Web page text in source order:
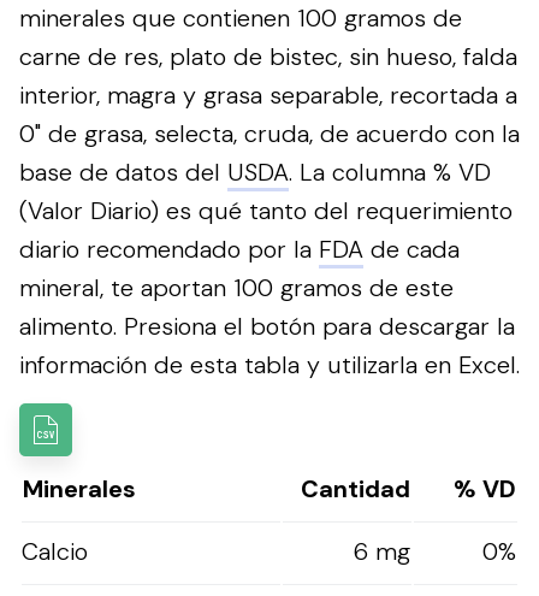
minerales que contienen 100 gramos de
carne de res, plato de bistec, sin hueso, falda
interior, magra y grasa separable, recortada a
0" de grasa, selecta, cruda, de acuerdo con la
base de datos del USDA. La columna % VD
(Valor Diario) es qué tanto del requerimiento
diario recomendado por la FDA de cada
mineral, te aportan 100 gramos de este
alimento. Presiona el botón para descargar la
información de esta tabla y utilizarla en Excel.
Minerales Cantidad
% VD
Calcio
6 mg
0%